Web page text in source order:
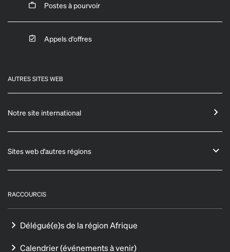
Postes à pourvoir
Appels d'offres
AUTRES SITES WEB
Notre site international
Sites web d'autres régions
RACCOURCIS
Délégué(e)s de la région Afrique
Calendrier (événements à venir)